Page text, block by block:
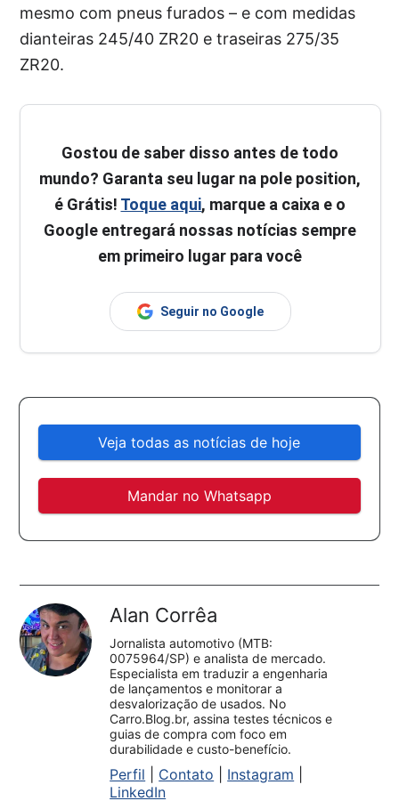
mesmo com pneus furados – e com medidas
dianteiras 245/40 ZR20 e traseiras 275/35
ZR20.
Gostou de saber disso antes de todo
mundo? Garanta seu lugar na pole position,
é Grátis! Toque aqui, marque a caixa e o
Google entregará nossas notícias sempre
em primeiro lugar para você
Seguir no Google
Veja todas as notícias de hoje
Mandar no Whatsapp
Alan Corrêa
Jornalista automotivo (MTB:
0075964/SP) e analista de mercado.
Especialista em traduzir a engenharia
de lançamentos e monitorar a
desvalorização de usados. No
Carro.Blog.br, assina testes técnicos e
guias de compra com foco em
durabilidade e custo-benefício.
Perfil Contato Instagram
LinkedIn